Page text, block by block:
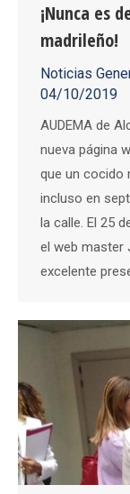
¡Nunca es
madrileño!
Noticias
04/10/2019
AUDEMA de
nueva página
que un cocido
incluso en
la calle. El 25
el web master
excelente